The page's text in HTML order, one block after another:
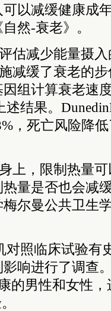
以减缓健康成
然-衰老》。
估减少能量摄
减缓了衰老的
因组计算衰老速
结果。
，死亡风险降
上，限制热量
量是否也会减
尔曼公共卫生
对照临床试验有
响进行了调查
的男性和女性